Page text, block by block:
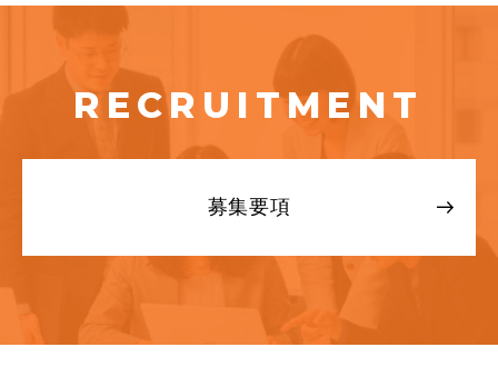
RECRUITMENT
募集要項